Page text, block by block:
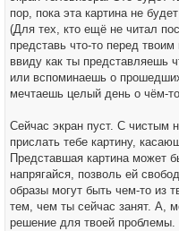
пор, пока эта картина не
(Для тех, кто ещё не читал
представь что-то перед
ввиду как ты представляешь
или вспоминаешь о
мечтаешь целый день о чём-
Сейчас экран пуст. С чистым
прислать тебе картину,
Представшая картина может
напрягайся, позволь ей
образы могут быть чем-то из
тем, чем ты сейчас занят. А,
решение для твоей